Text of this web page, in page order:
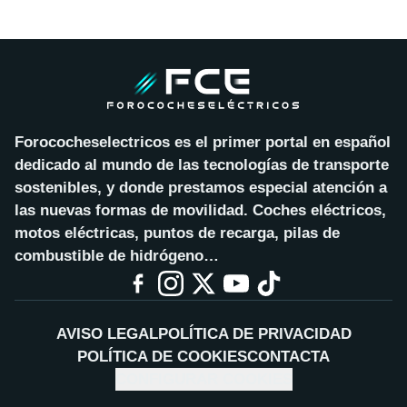
Forococheselectricos es el primer portal en español
dedicado al mundo de las tecnologías de transporte
sostenibles, y donde prestamos especial atención a
las nuevas formas de movilidad. Coches eléctricos,
motos eléctricas, puntos de recarga, pilas de
combustible de hidrógeno…
AVISO LEGALPOLÍTICA DE PRIVACIDAD
POLÍTICA DE COOKIESCONTACTA